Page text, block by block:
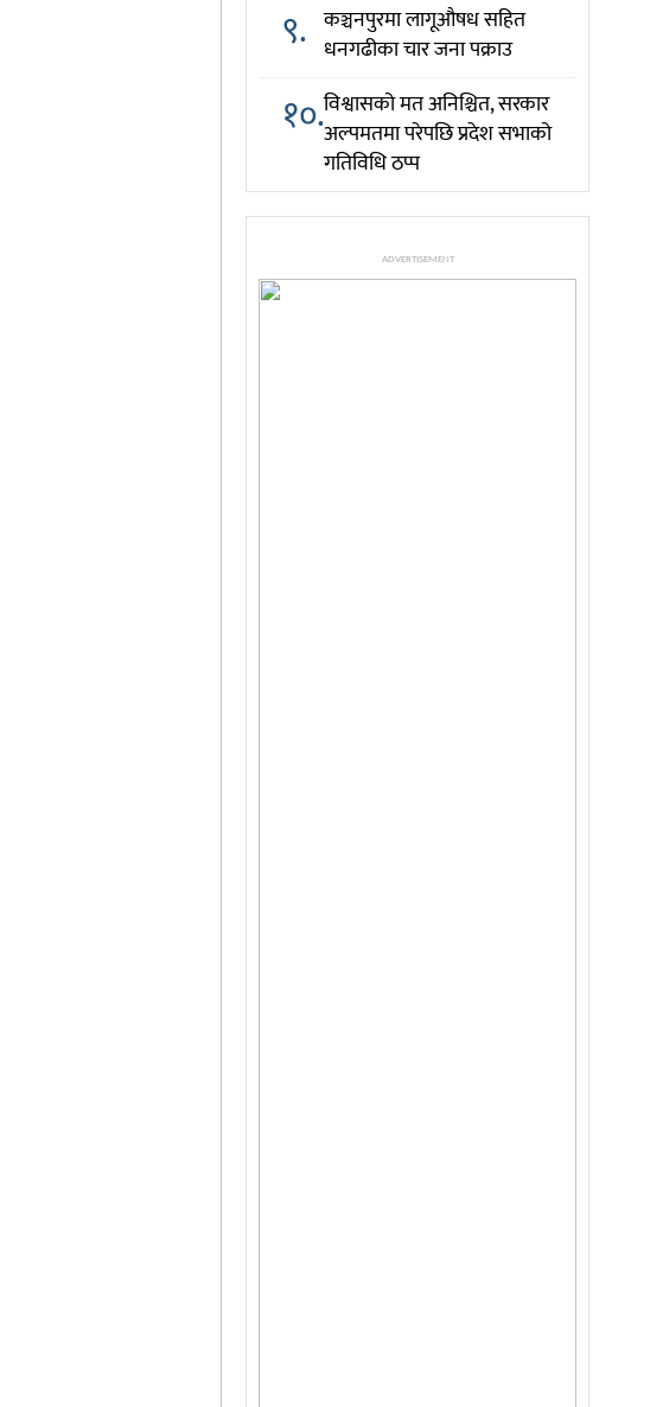
९. कञ्चनपुरमा लागूऔषध सहित
धनगढीका चार जना पक्राउ
१०.विश्वासको मत अनिश्चित, सरकार
अल्पमतमा परेपछि प्रदेश सभाको
गतिविधि ठप्प
ADVERTISEMENT